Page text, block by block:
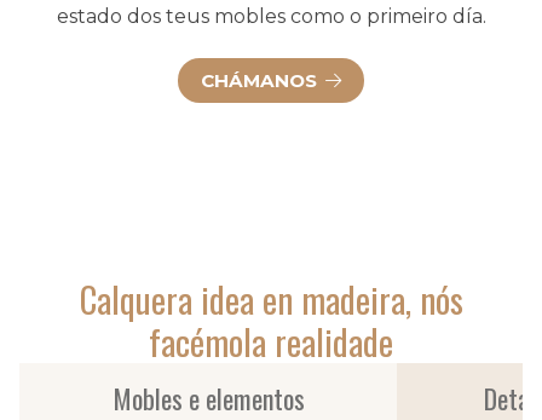
estado dos teus mobles como o primeiro día.
CHÁMANOS
Calquera idea en madeira, nós
facémola realidade
Mobles e elementos